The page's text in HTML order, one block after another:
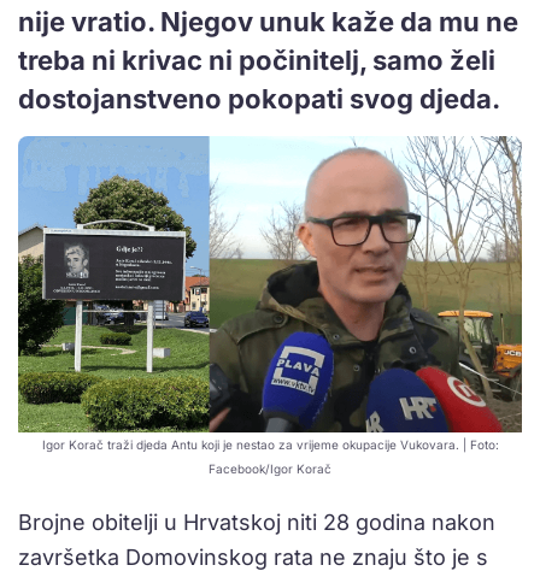
nije vratio. Njegov unuk kaže da mu ne
treba ni krivac ni počinitelj, samo želi
dostojanstveno pokopati svog djeda.
Igor Korač traži djeda Antu koji je nestao za vrijeme okupacije Vukovara. | Foto:
Facebook/Igor Korač
Brojne obitelji u Hrvatskoj niti 28 godina nakon
završetka Domovinskog rata ne znaju što je s